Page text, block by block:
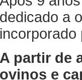
com a
Fazenda,
do
para o
taxa básica de
ano, porém